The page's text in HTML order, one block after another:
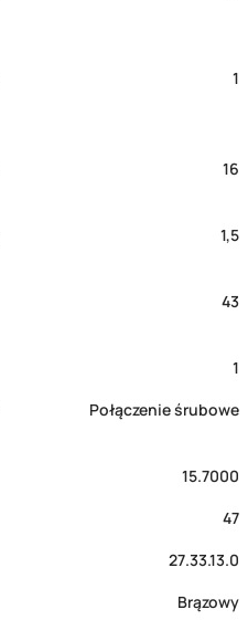
1
16
1,5
43
1
Połączenie śrubowe
15.7000
47
27.33.13.0
Brązowy